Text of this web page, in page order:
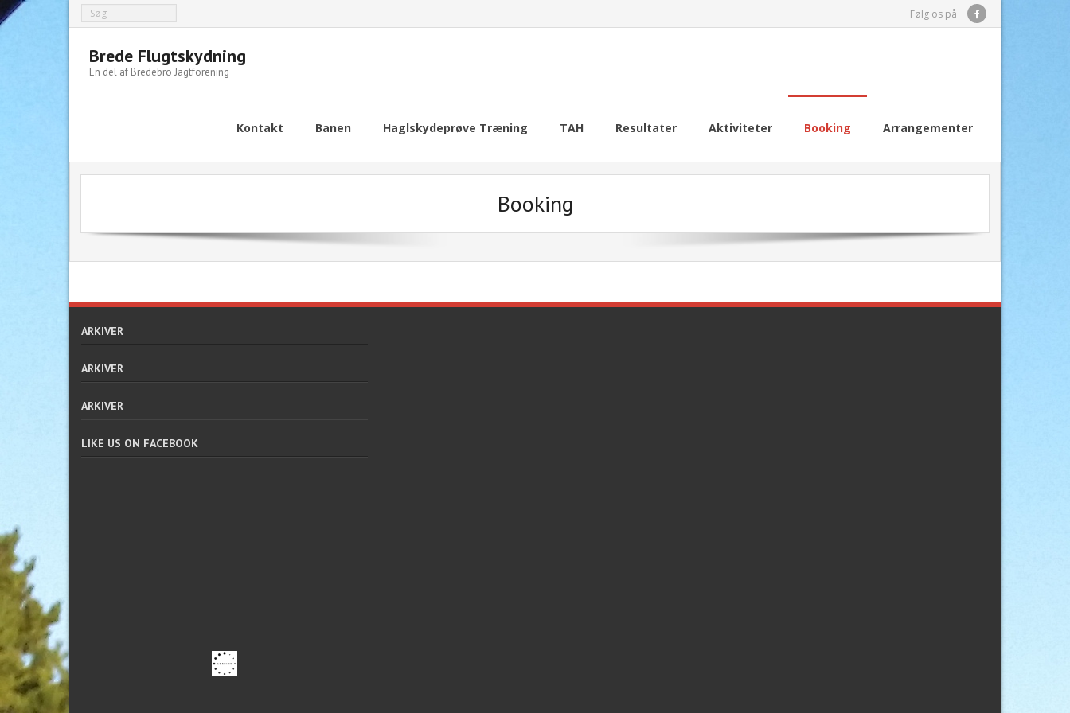
Følg os på
Brede Flugtskydning
En del af Bredebro Jagtforening
Kontakt Banen Haglskydeprøve Træning TAH Resultater Aktiviteter Booking Arrangementer
Booking
ARKIVER
ARKIVER
ARKIVER
LIKE US ON FACEBOOK